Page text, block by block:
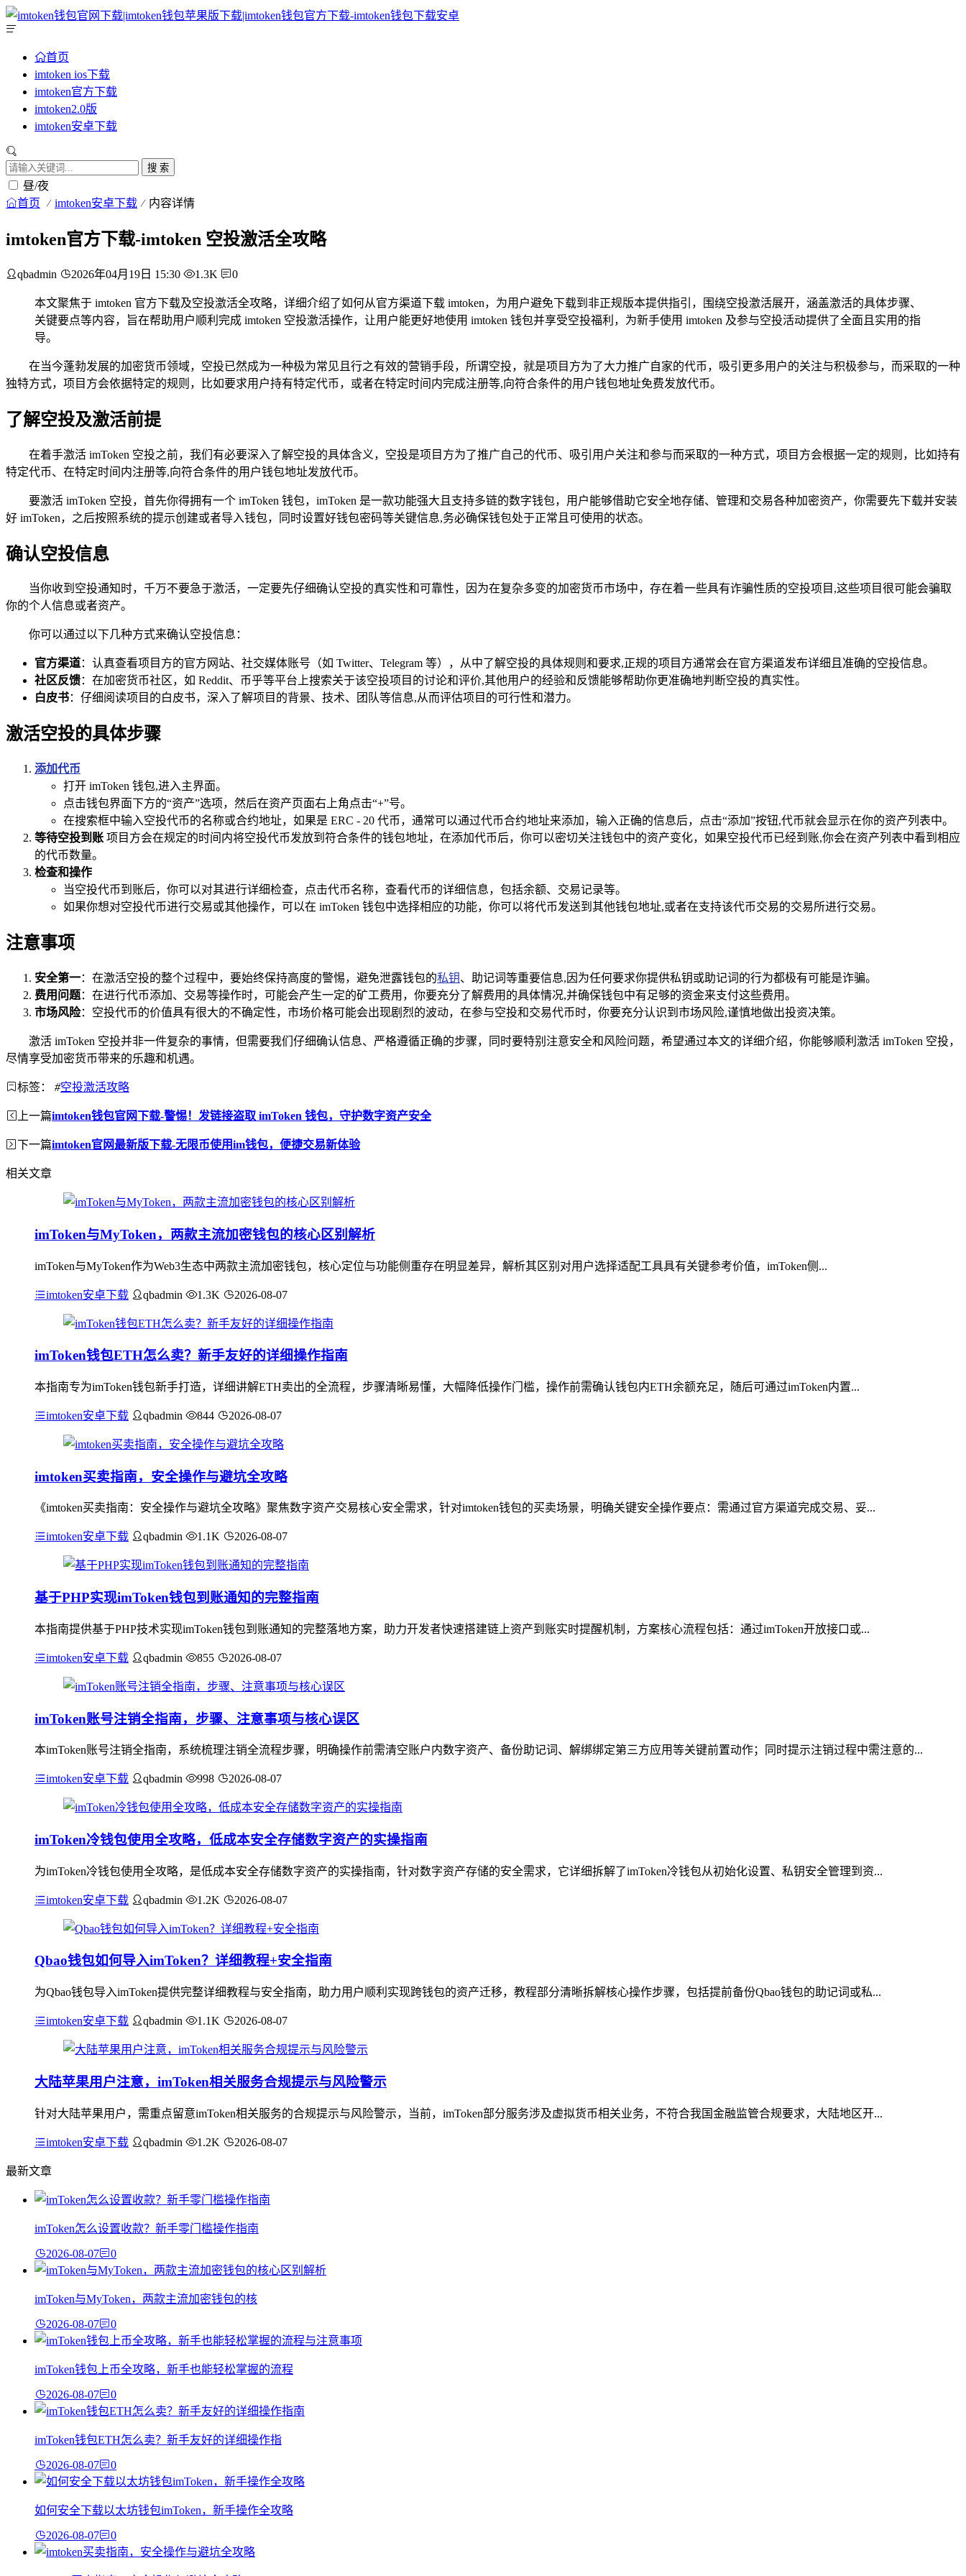
首页
imtoken ios下载
imtoken官方下载
imtoken2.0版
imtoken安卓下载
搜 索
昼/夜
首页 imtoken安卓下载 内容详情
imtoken官方下载-imtoken 空投激活全攻略
qbadmin 2026年04月19日 15:30 1.3K 0
本文聚焦于 imtoken 官方下载及空投激活全攻略，详细介绍了如何从官方渠道下载 imtoken，为用户避免下载到非正规版本提供指引，围绕空投激活展开，涵盖激活的具体步骤、
关键要点等内容，旨在帮助用户顺利完成 imtoken 空投激活操作，让用户能更好地使用 imtoken 钱包并享受空投福利，为新手使用 imtoken 及参与空投活动提供了全面且实用的指
导。
在当今蓬勃发展的加密货币领域，空投已然成为一种极为常见且行之有效的营销手段，所谓空投，就是项目方为了大力推广自家的代币，吸引更多用户的关注与积极参与，而采取的一种
独特方式，项目方会依据特定的规则，比如要求用户持有特定代币，或者在特定时间内完成注册等,向符合条件的用户钱包地址免费发放代币。
了解空投及激活前提
在着手激活 imToken 空投之前，我们有必要深入了解空投的具体含义，空投是项目方为了推广自己的代币、吸引用户关注和参与而采取的一种方式，项目方会根据一定的规则，比如持有
特定代币、在特定时间内注册等,向符合条件的用户钱包地址发放代币。
要激活 imToken 空投，首先你得拥有一个 imToken 钱包，imToken 是一款功能强大且支持多链的数字钱包，用户能够借助它安全地存储、管理和交易各种加密资产，你需要先下载并安装
好 imToken，之后按照系统的提示创建或者导入钱包，同时设置好钱包密码等关键信息,务必确保钱包处于正常且可使用的状态。
确认空投信息
当你收到空投通知时，千万不要急于激活，一定要先仔细确认空投的真实性和可靠性，因为在复杂多变的加密货币市场中，存在着一些具有诈骗性质的空投项目,这些项目很可能会骗取
你的个人信息或者资产。
你可以通过以下几种方式来确认空投信息：
官方渠道：认真查看项目方的官方网站、社交媒体账号（如 Twitter、Telegram 等），从中了解空投的具体规则和要求,正规的项目方通常会在官方渠道发布详细且准确的空投信息。
社区反馈：在加密货币社区，如 Reddit、币乎等平台上搜索关于该空投项目的讨论和评价,其他用户的经验和反馈能够帮助你更准确地判断空投的真实性。
白皮书：仔细阅读项目的白皮书，深入了解项目的背景、技术、团队等信息,从而评估项目的可行性和潜力。
激活空投的具体步骤
添加代币
打开 imToken 钱包,进入主界面。
点击钱包界面下方的“资产”选项，然后在资产页面右上角点击“+”号。
在搜索框中输入空投代币的名称或合约地址，如果是 ERC - 20 代币，通常可以通过代币合约地址来添加，输入正确的信息后，点击“添加”按钮,代币就会显示在你的资产列表中。
等待空投到账 项目方会在规定的时间内将空投代币发放到符合条件的钱包地址，在添加代币后，你可以密切关注钱包中的资产变化，如果空投代币已经到账,你会在资产列表中看到相应
的代币数量。
检查和操作
当空投代币到账后，你可以对其进行详细检查，点击代币名称，查看代币的详细信息，包括余额、交易记录等。
如果你想对空投代币进行交易或其他操作，可以在 imToken 钱包中选择相应的功能，你可以将代币发送到其他钱包地址,或者在支持该代币交易的交易所进行交易。
注意事项
安全第一：在激活空投的整个过程中，要始终保持高度的警惕，避免泄露钱包的私钥、助记词等重要信息,因为任何要求你提供私钥或助记词的行为都极有可能是诈骗。
费用问题：在进行代币添加、交易等操作时，可能会产生一定的矿工费用，你要充分了解费用的具体情况,并确保钱包中有足够的资金来支付这些费用。
市场风险：空投代币的价值具有很大的不确定性，市场价格可能会出现剧烈的波动，在参与空投和交易代币时，你要充分认识到市场风险,谨慎地做出投资决策。
激活 imToken 空投并非一件复杂的事情，但需要我们仔细确认信息、严格遵循正确的步骤，同时要特别注意安全和风险问题，希望通过本文的详细介绍，你能够顺利激活 imToken 空投，
尽情享受加密货币带来的乐趣和机遇。
标签： #空投激活攻略
上一篇imtoken钱包官网下载-警惕！发链接盗取 imToken 钱包，守护数字资产安全
下一篇imtoken官网最新版下载-无限币使用im钱包，便捷交易新体验
相关文章
imToken与MyToken，两款主流加密钱包的核心区别解析
imToken与MyToken作为Web3生态中两款主流加密钱包，核心定位与功能侧重存在明显差异，解析其区别对用户选择适配工具具有关键参考价值，imToken侧...
imtoken安卓下载 qbadmin 1.3K 2026-08-07
imToken钱包ETH怎么卖？新手友好的详细操作指南
本指南专为imToken钱包新手打造，详细讲解ETH卖出的全流程，步骤清晰易懂，大幅降低操作门槛，操作前需确认钱包内ETH余额充足，随后可通过imToken内置...
imtoken安卓下载 qbadmin 844 2026-08-07
imtoken买卖指南，安全操作与避坑全攻略
《imtoken买卖指南：安全操作与避坑全攻略》聚焦数字资产交易核心安全需求，针对imtoken钱包的买卖场景，明确关键安全操作要点：需通过官方渠道完成交易、妥...
imtoken安卓下载 qbadmin 1.1K 2026-08-07
基于PHP实现imToken钱包到账通知的完整指南
本指南提供基于PHP技术实现imToken钱包到账通知的完整落地方案，助力开发者快速搭建链上资产到账实时提醒机制，方案核心流程包括：通过imToken开放接口或...
imtoken安卓下载 qbadmin 855 2026-08-07
imToken账号注销全指南，步骤、注意事项与核心误区
本imToken账号注销全指南，系统梳理注销全流程步骤，明确操作前需清空账户内数字资产、备份助记词、解绑绑定第三方应用等关键前置动作；同时提示注销过程中需注意的...
imtoken安卓下载 qbadmin 998 2026-08-07
imToken冷钱包使用全攻略，低成本安全存储数字资产的实操指南
为imToken冷钱包使用全攻略，是低成本安全存储数字资产的实操指南，针对数字资产存储的安全需求，它详细拆解了imToken冷钱包从初始化设置、私钥安全管理到资...
imtoken安卓下载 qbadmin 1.2K 2026-08-07
Qbao钱包如何导入imToken？详细教程+安全指南
为Qbao钱包导入imToken提供完整详细教程与安全指南，助力用户顺利实现跨钱包的资产迁移，教程部分清晰拆解核心操作步骤，包括提前备份Qbao钱包的助记词或私...
imtoken安卓下载 qbadmin 1.1K 2026-08-07
大陆苹果用户注意，imToken相关服务合规提示与风险警示
针对大陆苹果用户，需重点留意imToken相关服务的合规提示与风险警示，当前，imToken部分服务涉及虚拟货币相关业务，不符合我国金融监管合规要求，大陆地区开...
imtoken安卓下载 qbadmin 1.2K 2026-08-07
最新文章
imToken怎么设置收款？新手零门槛操作指南
2026-08-07 0
imToken与MyToken，两款主流加密钱包的核
2026-08-07 0
imToken钱包上币全攻略，新手也能轻松掌握的流程
2026-08-07 0
imToken钱包ETH怎么卖？新手友好的详细操作指
2026-08-07 0
如何安全下载以太坊钱包imToken，新手操作全攻略
2026-08-07 0